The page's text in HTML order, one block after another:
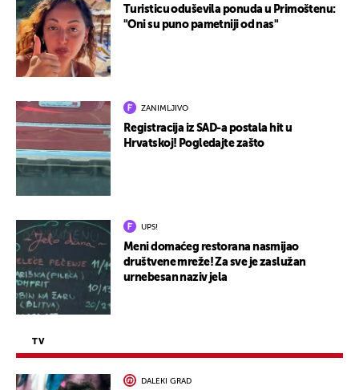
Turisticu oduševila ponuda u Primoštenu:
"Oni su puno pametniji od nas"
ZANIMLJIVO
Registracija iz SAD-a postala hit u
Hrvatskoj! Pogledajte zašto
UPS!
Meni domaćeg restorana nasmijao
društvene mreže! Za sve je zaslužan
urnebesan naziv jela
TV
DALEKI GRAD